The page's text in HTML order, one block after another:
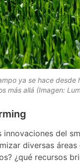
ya se hace
más allá (Imagen:
del
diversas
¿qué recursos